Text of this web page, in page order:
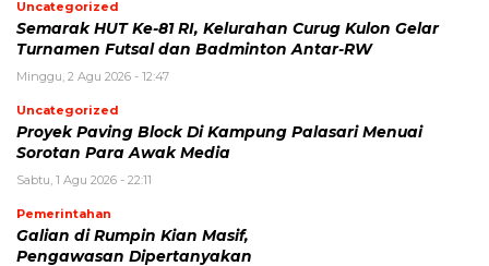
Uncategorized
Semarak HUT Ke-81 RI, Kelurahan Curug Kulon Gelar
Turnamen Futsal dan Badminton Antar-RW
Minggu, 2 Agu 2026 - 12:47
Uncategorized
Proyek Paving Block Di Kampung Palasari Menuai
Sorotan Para Awak Media
Sabtu, 1 Agu 2026 - 22:11
Pemerintahan
Galian di Rumpin Kian Masif,
Pengawasan Dipertanyakan